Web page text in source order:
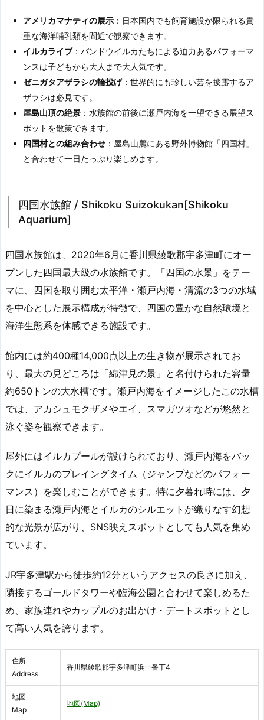
アメリカマナティの展示 ：日本国内でも飼育施設が限られる貴
重な海洋哺乳類を間近で観察できます。
イルカライブ：バンドウイルカたちによる迫力あるパフォーマ
ンスは子どもから大人まで大人気です。
ゼニガタアザラシの輪投げ：世界的にも珍しい芸を披露するア
ザラシは必見です。
屋島山頂の絶景 ：水族館の前後に瀬戸内海を一望できる展望ス
ポットを散策できます。
四国村との組み合わせ ：屋島山麓にある野外博物館「四国村」
と合わせて一日たっぷり楽しめます。
四国水族館 / Shikoku Suizokukan[Shikoku
Aquarium]
四国水族館は、2020年6月に香川県綾歌郡宇多津町にオー
プンした四国最大級の水族館です。「四国の水景」をテー
マに、四国を取り囲む太平洋・瀬戸内海・清流の3つの水域
を中心とした展示構成が特徴で、四国の豊かな自然環境と
海洋生態系を体感できる施設です。
館内には約400種14,000点以上の生き物が展示されてお
り、最大の見どころは「綿津見の景」と名付けられた容量
約650トンの大水槽です。瀬戸内海をイメージしたこの水槽
では、アカシュモクザメやエイ、スマガツオなどが悠然と
泳ぐ姿を観察できます。
屋外にはイルカプールが設けられており、瀬戸内海をバッ
クにイルカのプレイングタイム（ジャンプなどのパフォー
マンス）を楽しむことができます。特に夕暮れ時には、夕
日に染まる瀬戸内海とイルカのシルエットが織りなす幻想
的な光景が広がり、SNS映えスポットとしても人気を集め
ています。
JR宇多津駅から徒歩約12分というアクセスの良さに加え、
隣接するゴールドタワーや臨海公園と合わせて楽しめるた
め、家族連れやカップルのお出かけ・デートスポットとし
て高い人気を誇ります。
住所
Address
香川県綾歌郡宇多津町浜一番丁4
地図
Map
地図(Map)